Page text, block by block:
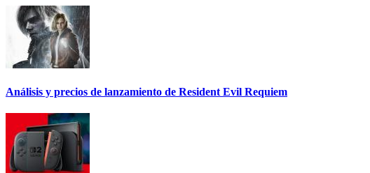
Análisis y precios de lanzamiento de Resident Evil Requiem